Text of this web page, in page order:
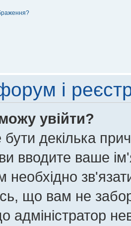
і
увійти?
декілька
вводите ваше
необхідно
що вам не